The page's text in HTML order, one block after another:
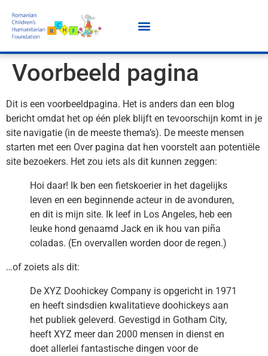
Voorbeeld pagina
Dit is een voorbeeldpagina. Het is anders dan een blog
bericht omdat het op één plek blijft en tevoorschijn komt in je
site navigatie (in de meeste thema’s). De meeste mensen
starten met een Over pagina dat hen voorstelt aan potentiële
site bezoekers. Het zou iets als dit kunnen zeggen:
Hoi daar! Ik ben een fietskoerier in het dagelijks
leven en een beginnende acteur in de avonduren,
en dit is mijn site. Ik leef in Los Angeles, heb een
leuke hond genaamd Jack en ik hou van piña
coladas. (En overvallen worden door de regen.)
…of zoiets als dit:
De XYZ Doohickey Company is opgericht in 1971
en heeft sindsdien kwalitatieve doohickeys aan
het publiek geleverd. Gevestigd in Gotham City,
heeft XYZ meer dan 2000 mensen in dienst en
doet allerlei fantastische dingen voor de